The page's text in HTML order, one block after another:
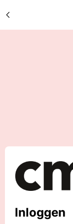
Inloggen